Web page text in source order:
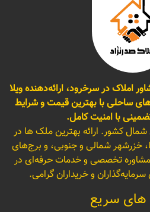
املاک در سرخرود، ارائه‌دهنده ویلا
ساحلی با بهترین قیمت و شرایط
با امنیت کامل.
کشور. ارائه بهترین ملک ها در
خزرشهر شمالی و جنوبی، و برج‌های
تخصصی و خدمات حرفه‌ای در
و خریداران گرامی.
های سریع